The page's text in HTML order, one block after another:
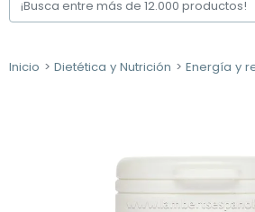
Inicio Dietética y Nutrición Energía y